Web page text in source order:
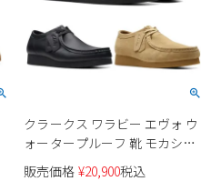
クラークス ワラビー エヴォ ウ
ォータープルーフ 靴 モカシン
防水 撥水 26177832 26177833
26177834 Clarks
販売価格 ¥20,900税込